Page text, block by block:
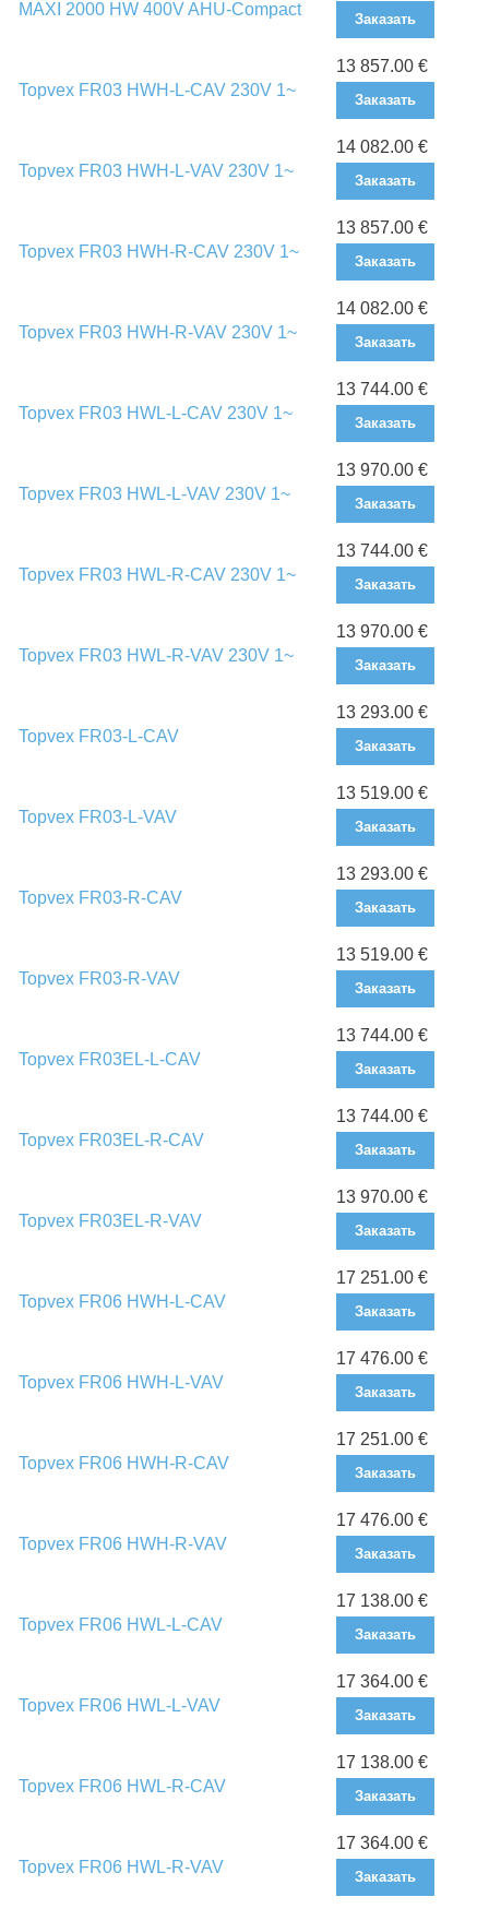
MAXI 2000 HW 400V AHU-Compact
Заказать
Topvex FR03 HWH-L-CAV 230V 1~
13 857.00 €
Заказать
Topvex FR03 HWH-L-VAV 230V 1~
14 082.00 €
Заказать
Topvex FR03 HWH-R-CAV 230V 1~
13 857.00 €
Заказать
Topvex FR03 HWH-R-VAV 230V 1~
14 082.00 €
Заказать
Topvex FR03 HWL-L-CAV 230V 1~
13 744.00 €
Заказать
Topvex FR03 HWL-L-VAV 230V 1~
13 970.00 €
Заказать
Topvex FR03 HWL-R-CAV 230V 1~
13 744.00 €
Заказать
Topvex FR03 HWL-R-VAV 230V 1~
13 970.00 €
Заказать
Topvex FR03-L-CAV
13 293.00 €
Заказать
Topvex FR03-L-VAV
13 519.00 €
Заказать
Topvex FR03-R-CAV
13 293.00 €
Заказать
Topvex FR03-R-VAV
13 519.00 €
Заказать
Topvex FR03EL-L-CAV
13 744.00 €
Заказать
Topvex FR03EL-R-CAV
13 744.00 €
Заказать
Topvex FR03EL-R-VAV
13 970.00 €
Заказать
Topvex FR06 HWH-L-CAV
17 251.00 €
Заказать
Topvex FR06 HWH-L-VAV
17 476.00 €
Заказать
Topvex FR06 HWH-R-CAV
17 251.00 €
Заказать
Topvex FR06 HWH-R-VAV
17 476.00 €
Заказать
Topvex FR06 HWL-L-CAV
17 138.00 €
Заказать
Topvex FR06 HWL-L-VAV
17 364.00 €
Заказать
Topvex FR06 HWL-R-CAV
17 138.00 €
Заказать
Topvex FR06 HWL-R-VAV
17 364.00 €
Заказать